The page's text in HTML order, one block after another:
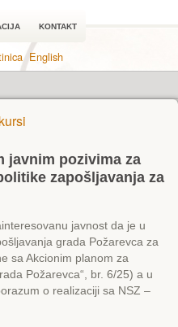
KONTAKT
English
javnim pozivima za
zapošljavanja za
javnost da je u
grada Požarevca za
sa Akcionim planom za
Požarevca“, br. 6/25) a u
o realizaciji sa NSZ –